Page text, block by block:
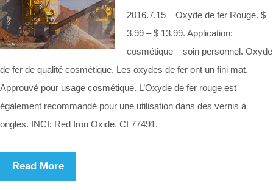
2016.7.15 Oxyde de fer Rouge. $
3.99 – $ 13.99. Application:
cosmétique – soin personnel. Oxyde
de fer de qualité cosmétique. Les oxydes de fer ont un fini mat.
Approuvé pour usage cosmétique. L’Oxyde de fer rouge est
également recommandé pour une utilisation dans des vernis à
ongles. INCI: Red Iron Oxide. CI 77491.
Read More